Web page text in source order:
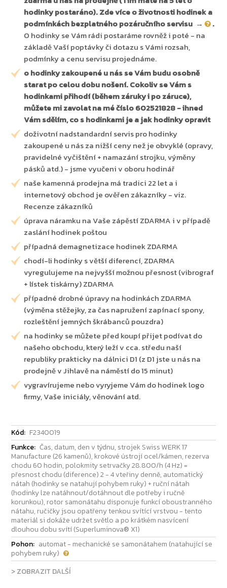
hodinky postaráno). Zde více o životnosti hodinek a
podmínkách bezplatného pozáručního servisu →
.
O hodinky se Vám rádi postaráme rovněž i poté - na
základě Vaší poptávky či dotazu s Vámi rozsah,
podmínky a cenu servisu projednáme.
o hodinky zakoupené u nás se Vám budu osobně
starat po celou dobu nošení. Cokoliv se Vám s
hodinkami přihodí (během záruky i po záruce),
můžete mi zavolat na mé číslo 602521828 - ihned
Vám sdělím, co s hodinkami je a jak hodinky opravit
doživotní nadstandardní servis pro hodinky
zakoupené u nás za nižší ceny než je obvyklé (opravy,
pravidelné vyčištění + namazání strojku, výměny
pásků atd.) - jsme vyučeni v oboru hodinář
naše kamenná prodejna má tradici 22 let a i
internetový obchod je ověřen zákazníky - viz.
Recenze zákazníků
úprava náramku na Vaše zápěstí ZDARMA i v případě
zaslání hodinek poštou
případná demagnetizace hodinek ZDARMA
chodí-li hodinky s větší diferencí, ZDARMA
vyregulujeme na nejvyšší možnou přesnost (vibrograf
+ lístek tiskárny) ZDARMA
případné drobné úpravy na hodinkách ZDARMA
(výměna stěžejky, za čas napružení zapínací spony,
rozleštění jemných škrábanců pouzdra)
na hodinky se můžete před koupí přijet podívat do
našeho obchodu, který leží v cca. středu naší
republiky prakticky na dálnici D1 (z D1 jste u nás na
prodejně v Jihlavě na náměstí do 15 minut)
vygravírujeme nebo vyryjeme Vám do hodinek logo
firmy, Vaše iniciály, věnování atd.
Kód: F2340019
Funkce: Čas, datum, den v týdnu, strojek Swiss WERK 17
Manufacture (26 kamenů), krokové ústrojí ocel/kámen, rezerva
chodu 60 hodin, polokmity setrvačky 28.800/h (4 Hz) =
přesnost chodu (diference) 2 - 4 vteřiny denně, automatický
nátah (hodinky se natahují pohybem ruky) + ruční nátah
(hodinky lze natáhnout/dotáhnout dle potřeby i ručně
korunkou), rotor samonátahu disponuje funkcí oboustranného
nátahu, ručičky jsou opatřeny tenkou svítící vrstvou - tento
materiál si dokáže udržet světlo a po krátkém nasvícení
dlouhou dobu svítí (Superluminova® X1)
Pohon: automat - mechanické se samonátahem (natahující se
pohybem ruky)
> ZOBRAZIT DALŠÍ